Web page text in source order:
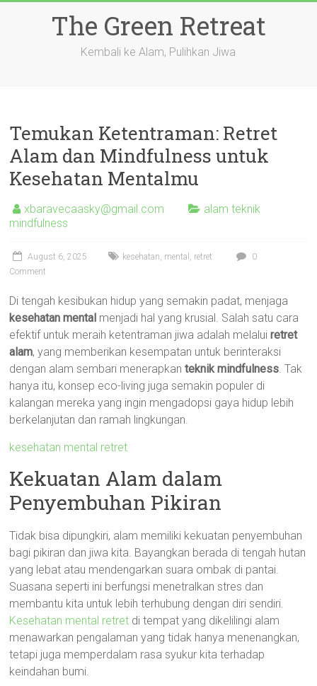
The Green Retreat
Kembali ke Alam, Pulihkan Jiwa
Temukan Ketentraman: Retret
Alam dan Mindfulness untuk
Kesehatan Mentalmu
xbaravecaasky@gmail.com
alam teknik
mindfulness
August 6, 2025 kesehatan, mental , retret
0
Comment
Di tengah kesibukan hidup yang semakin padat, menjaga
kesehatan mental menjadi hal yang krusial. Salah satu cara
efektif untuk meraih ketentraman jiwa adalah melaluiretret
alam, yang memberikan kesempatan untuk berinteraksi
dengan alam sembari menerapkanteknik mindfulness. Tak
hanya itu, konsep eco-living juga semakin populer di
kalangan mereka yang ingin mengadopsi gaya hidup lebih
berkelanjutan dan ramah lingkungan.
kesehatan mental retret
Kekuatan Alam dalam
Penyembuhan Pikiran
Tidak bisa dipungkiri, alam memiliki kekuatan penyembuhan
bagi pikiran dan jiwa kita. Bayangkan berada di tengah hutan
yang lebat atau mendengarkan suara ombak di pantai.
Suasana seperti ini berfungsi menetralkan stres dan
membantu kita untuk lebih terhubung dengan diri sendiri.
Kesehatan mental retret di tempat yang dikelilingi alam
menawarkan pengalaman yang tidak hanya menenangkan,
tetapi juga memperdalam rasa syukur kita terhadap
keindahan bumi.